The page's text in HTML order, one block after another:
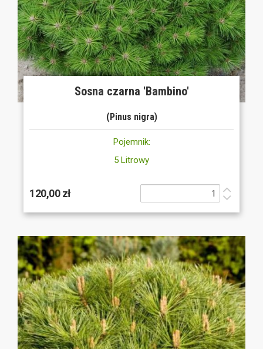
Sosna czarna 'Bambino'
(Pinus nigra)
Pojemnik:
5 Litrowy
120,00 zł